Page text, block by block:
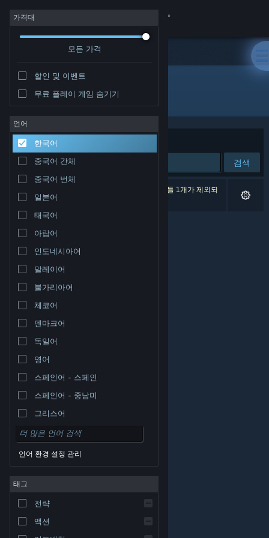
로그인
커뮤니티
정보
지원
언어 변경
Steam 모바일 앱 다운로드
PC 웹사이트 보기
© Valve Corporation. 모든 권리 보유. 모든 상표는 미국
및 기타 국가에서 각각 해당 소유자의 재산입니다.
환불| 쿠키
가격대
모든 가격
할인 및 이벤트
무료 플레이 게임 숨기기
언어
한국어
중국어 간체
중국어 번체
일본어
태국어
아랍어
인도네시아어
말레이어
불가리아어
체코어
덴마크어
독일어
영어
스페인어 - 스페인
스페인어 - 중남미
그리스어
언어 환경 설정 관리
태그
전략
액션
개발자: Roboxide Studio
정렬 기준 연관성
검색
검색 결과가 0개 있습니다. 환경 설정에 따라 타이틀 1개가 제외되
었습니다.